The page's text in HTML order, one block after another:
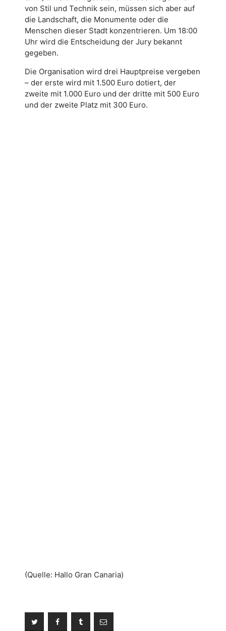
von Stil und Technik sein, müssen sich aber auf
die Landschaft, die Monumente oder die
Menschen dieser Stadt konzentrieren. Um 18:00
Uhr wird die Entscheidung der Jury bekannt
gegeben.
Die Organisation wird drei Hauptpreise vergeben
– der erste wird mit 1.500 Euro dotiert, der
zweite mit 1.000 Euro und der dritte mit 500 Euro
und der zweite Platz mit 300 Euro.
(Quelle: Hallo Gran Canaria)